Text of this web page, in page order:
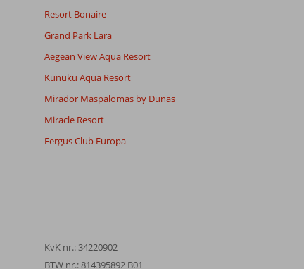
Resort Bonaire
Grand Park Lara
Aegean View Aqua Resort
Kunuku Aqua Resort
Mirador Maspalomas by Dunas
Miracle Resort
Fergus Club Europa
KvK nr.: 34220902
BTW nr.: 814395892 B01